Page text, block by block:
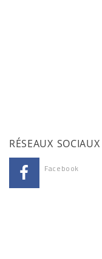
RÉSEAUX SOCIAUX
Facebook